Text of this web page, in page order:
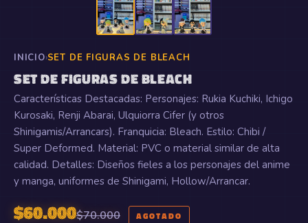
INICIO›SET DE FIGURAS DE BLEACH
SET DE FIGURAS DE BLEACH
Características Destacadas: Personajes: Rukia Kuchiki, Ichigo
Kurosaki, Renji Abarai, Ulquiorra Cifer (y otros
Shinigamis/Arrancars). Franquicia: Bleach. Estilo: Chibi /
Super Deformed. Material: PVC o material similar de alta
calidad. Detalles: Diseños fieles a los personajes del anime
y manga, uniformes de Shinigami, Hollow/Arrancar.
$60.000$70.000 AGOTADO